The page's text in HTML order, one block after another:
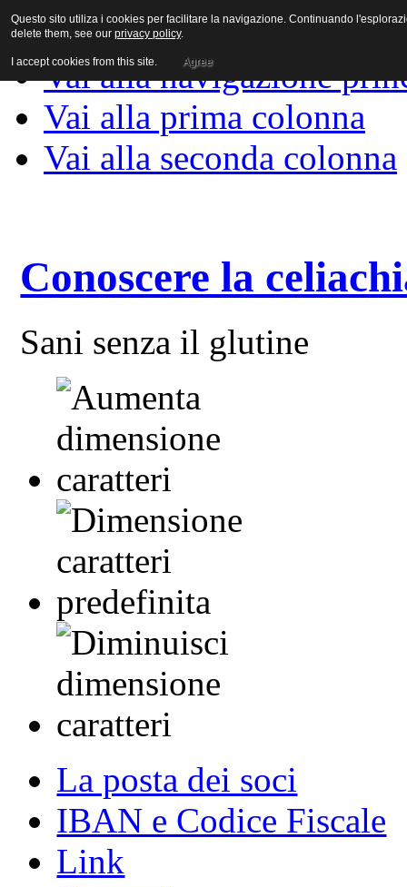
Vai al contenuto
Vai alla navigazione
Vai alla prima colonna
Vai alla seconda colonna
Conoscere la
Sani senza il glutine
La posta dei soci
IBAN e Codice Fiscale
Link
Questo sito utiliza i cookies per facilitare la navigazione. Continuando
delete them, see our privacy policy.
I accept cookies from this site. Agree